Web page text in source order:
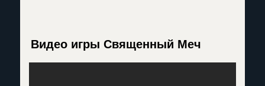
Видео игры Священный Меч